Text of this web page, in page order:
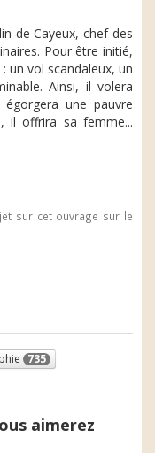
de Cayeux, chef des
Pour être initié,
un vol scandaleux, un
Ainsi, il volera
une pauvre
il offrira sa femme...
sur cet ouvrage sur le
735
aimerez